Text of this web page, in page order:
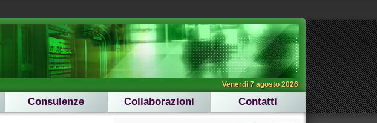
Venerdi 7 agosto 2026
Consulenze Collaborazioni Contatti